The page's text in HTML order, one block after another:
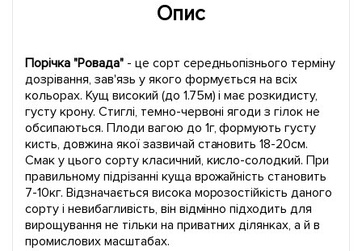
Опис
Порічка "Ровада" - це сорт середньопізнього терміну
дозрівання, зав'язь у якого формується на всіх
кольорах. Кущ високий (до 1.75м) і має розкидисту,
густу крону. Стиглі, темно-червоні ягоди з гілок не
обсипаються. Плоди вагою до 1г, формують густу
кисть, довжина якої зазвичай становить 18-20см.
Смак у цього сорту класичний, кисло-солодкий. При
правильному підрізанні куща врожайність становить
7-10кг. Відзначається висока морозостійкість даного
сорту і невибагливість, він відмінно підходить для
вирощування не тільки на приватних ділянках, а й в
промислових масштабах.